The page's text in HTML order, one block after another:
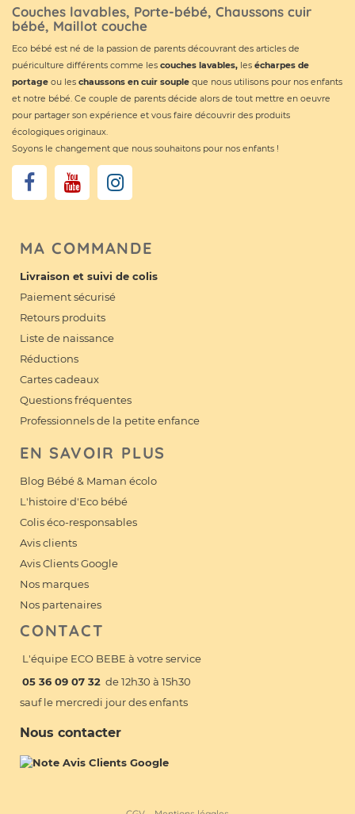
Couches lavables, Porte-bébé, Chaussons cuir
bébé, Maillot couche
Eco bébé est né de la passion de parents découvrant des articles de
puériculture différents comme les couches lavables, les écharpes de
portage ou les chaussons en cuir souple que nous utilisons pour nos enfants
et notre bébé. Ce couple de parents décide alors de tout mettre en oeuvre
pour partager son expérience et vous faire découvrir des produits
écologiques originaux.
Soyons le changement que nous souhaitons pour nos enfants !
MA COMMANDE
Livraison et suivi de colis
Paiement sécurisé
Retours produits
Liste de naissance
Réductions
Cartes cadeaux
Questions fréquentes
Professionnels de la petite enfance
EN SAVOIR PLUS
Blog Bébé & Maman écolo
L'histoire d'Eco bébé
Colis éco-responsables
Avis clients
Avis Clients Google
Nos marques
Nos partenaires
CONTACT
L'équipe ECO BEBE à votre service
05 36 09 07 32 de 12h30 à 15h30
sauf le mercredi jour des enfants
Nous contacter